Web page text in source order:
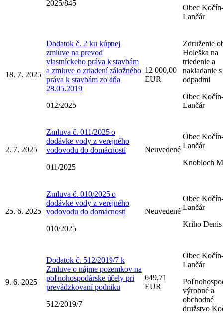
2025/845
Obec Kočín-
Lančár
18. 7. 2025
Dodatok č. 2 ku kúpnej
zmluve na prevod
vlastníckeho práva k stavbám
a zmluve o zriadení záložného
práva k stavbám zo dňa
28.05.2019
012/2025
12 000,00
EUR
Združenie
Holeška na
triedenie a
nakladanie s
odpadmi
Obec Kočín-
Lančár
2. 7. 2025
Zmluva č. 011/2025 o
dodávke vody z verejného
vodovodu do domácností
011/2025
Neuvedené
Obec Kočín-
Lančár
Knobloch
25. 6. 2025
Zmluva č. 010/2025 o
dodávke vody z verejného
vodovodu do domácností
010/2025
Neuvedené
Obec Kočín-
Lančár
Kriho Denis
9. 6. 2025
Dodatok č. 512/2019/7 k
Zmluve o nájme pozemkov na
poľnohospodárske účely pri
prevádzkovaní podniku
512/2019/7
649,71
EUR
Obec Kočín-
Lančár
výrobné a
obchodné
družstvo